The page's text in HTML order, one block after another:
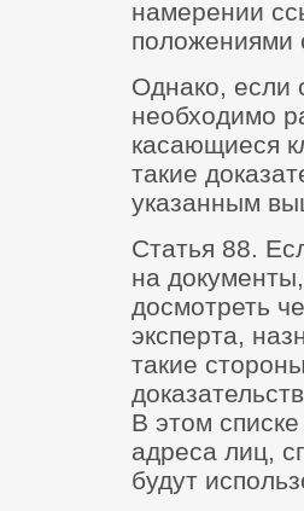
намерении
положениями
Однако, если
необходимо
касающиеся
такие
указанным
Статья 88.
на
досмотреть
эксперта,
такие
В этом
адреса лиц,
будут